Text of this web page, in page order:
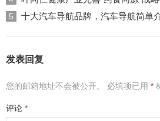
5 十大汽车导航品牌，汽车导航简单
发表回复
您的邮箱地址不会被公开。 必填项已用 *
评论 *